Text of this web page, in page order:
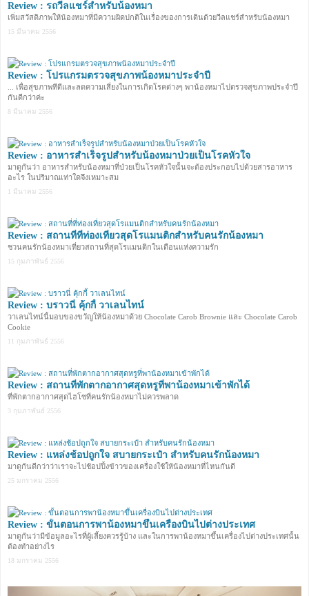
Review : รถวีลแชร์สำหรับน้องหมา
เพิ่มสวัสดิภาพให้น้องหมาที่มีความผิดปกติในเรื่องของการเดินด้วยวีลแชร์สำหรับน้องหมา
15 มีนาคม 2556
Review : โปรแกรมตรวจสุขภาพน้องหมาประจำปี
... เพื่อสุขภาพทีดีและลดความเสี่ยงในการเกิดโรคต่างๆ พาน้องหมาไปตรวจสุขภาพประจำปี
กันดีกว่าค่ะ
8 มีนาคม 2556
Review : อาหารสำเร็จรูปสำหรับน้องหมาป่วยเป็นโรคหัวใจ
มาดูกันว่า อาหารสำหรับน้องหมาที่ป่วยเป็นโรคหัวใจนั้นจะต้องประกอบไปด้วยสารอาหาร
อะไร ในปริมาณเท่าใดจึงเหมาะสม
1 มีนาคม 2556
Review : สถานที่ที่ท่องเที่ยวสุดโรแมนติกสำหรับคนรักน้องหมา
ชวนคนรักน้องหมาเที่ยวสถานที่สุดโรแมนติกในเดือนแห่งความรัก
15 กุมภาพันธ์ 2556
Review : บราวนี่ คุ้กกี้ วาเลนไทน์
วาเลนไทน์นี้มอบของขวัญให้น้องหมาด้วย Chocolate Carob Brownie และ Chocolate Carob
Cookie
11 กุมภาพันธ์ 2556
Review : สถานที่พักตากอากาศสุดหรูที่พาน้องหมาเข้าพักได้
ที่พักตากอากาศสุดไฮโซที่คนรักน้องหมาไม่ควรพลาด
3 กุมภาพันธ์ 2556
Review : แหล่งช้อปถูกใจ สบายกระเป๋า สำหรับคนรักน้องหมา
มาดูกันดีกว่าว่าเราจะไปช้อปปิ้งข้าวของเครื่องใช้ให้น้องหมาที่ไหนกันดี
25 มกราคม 2556
Review : ขั้นตอนการพาน้องหมาขึ้นเครื่องบินไปต่างประเทศ
มาดูกันว่ามีข้อมูลอะไรที่ผู้เลี้ยงควรรู้บ้าง และในการพาน้องหมาขึ้นเครื่องไปต่างประเทศนั้น
ต้องทำอย่างไร
18 มกราคม 2556